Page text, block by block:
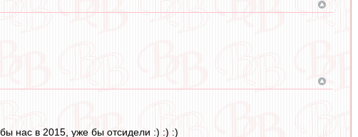
нас в 2015, уже бы отсидели :) :) :)